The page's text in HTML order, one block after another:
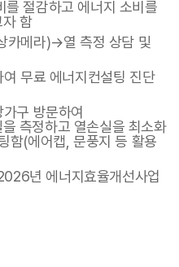
를 절감하고 에너지 소비를
함
카메라)→열 측정 상담 및
무료 에너지컨설팅 진단
구 방문하여
측정하고 열손실을 최소화
함(에어캡, 문풍지 등 활용
년 에너지효율개선사업